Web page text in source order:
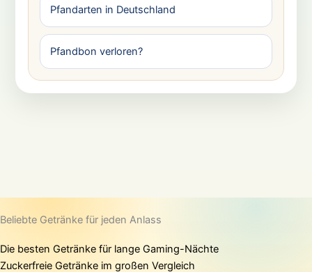
Pfandarten in Deutschland
Pfandbon verloren?
Beliebte Getränke für jeden Anlass
Die besten Getränke für lange Gaming-Nächte
Zuckerfreie Getränke im großen Vergleich